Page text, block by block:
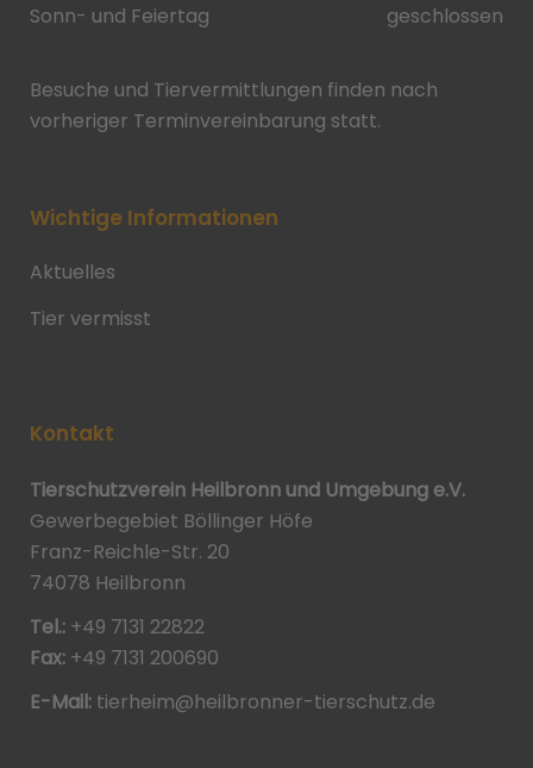
Sonn- und Feiertag
geschlossen
Besuche und Tiervermittlungen finden nach
vorheriger Terminvereinbarung statt.
Wichtige Informationen
Aktuelles
Tier vermisst
Kontakt
Tierschutzverein Heilbronn und Umgebung e.V.
Gewerbegebiet Böllinger Höfe
Franz-Reichle-Str. 20
74078 Heilbronn
Tel.: +49 7131 22822
Fax: +49 7131 200690
E-Mail: tierheim@heilbronner-tierschutz.de